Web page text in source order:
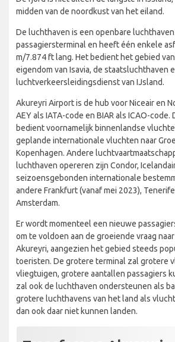
midden van de noordkust van het eiland.
De luchthaven is een openbare
passagiersterminal en heeft één enkele
m/7.874 ft lang. Het bedient het gebied
eigendom van Isavia, de staatsluchthaven
luchtverkeersleidingsdienst van IJsland.
Akureyri Airport is de hub voor Niceair en
AEY als IATA-code en BIAR als ICAO-code.
bedient voornamelijk binnenlandse
geplande internationale vluchten naar
Kopenhagen. Andere
luchthaven opereren zijn Condor,
seizoensgebonden internationale
andere Frankfurt (vanaf mei 2023),
Amsterdam.
Er wordt momenteel een nieuwe
om te voldoen aan de groeiende vraag
Akureyri, aangezien het gebied steeds
toeristen. De grotere terminal zal grotere
vliegtuigen, grotere aantallen passagiers
zal ook de luchthaven ondersteunen als
grotere luchthavens van het land als
dan ook daar niet kunnen landen.